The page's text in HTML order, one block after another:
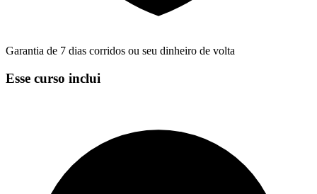
Garantia de 7 dias corridos ou seu dinheiro de volta
Esse curso inclui